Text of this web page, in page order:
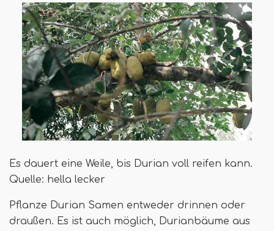
Es dauert eine Weile, bis Durian voll reifen kann.
Quelle: hella lecker
Pflanze Durian Samen entweder drinnen oder
draußen. Es ist auch möglich, Durianbäume aus